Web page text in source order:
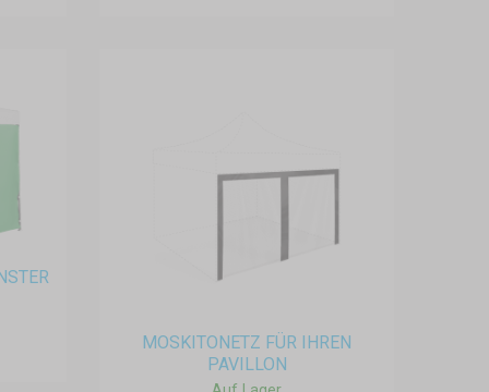
MOSKITONETZ FÜR IHREN
PAVILLON